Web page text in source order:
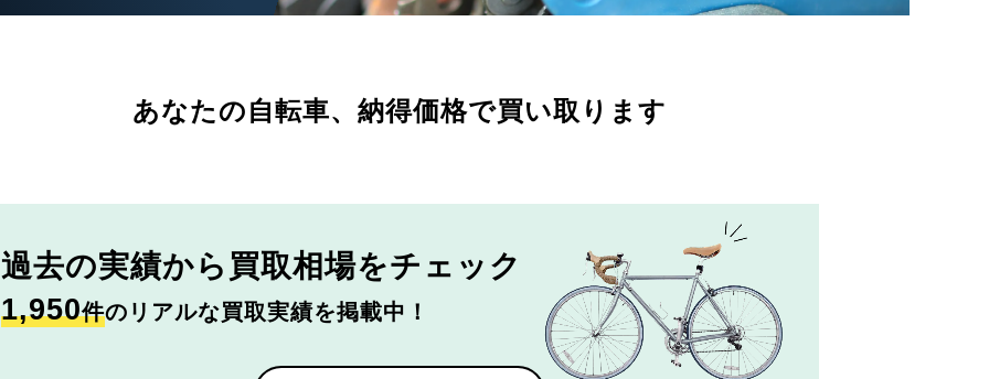
あなたの自転車、 納得価格で買い取ります
過去の実績から 買取相場をチェック
1,950件のリアルな買取実績を掲載中！